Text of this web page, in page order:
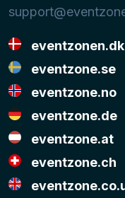
eventzonen.dk
eventzone.se
eventzone.no
eventzone.de
eventzone.at
eventzone.ch